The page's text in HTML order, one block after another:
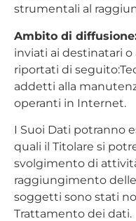
strumentali al
Ambito di
inviati ai destinatari
riportati di
addetti alla
operanti in Internet.
I Suoi Dati potranno
quali il Titolare si
svolgimento di
raggiungimento
soggetti sono stati
Trattamento dei dati.